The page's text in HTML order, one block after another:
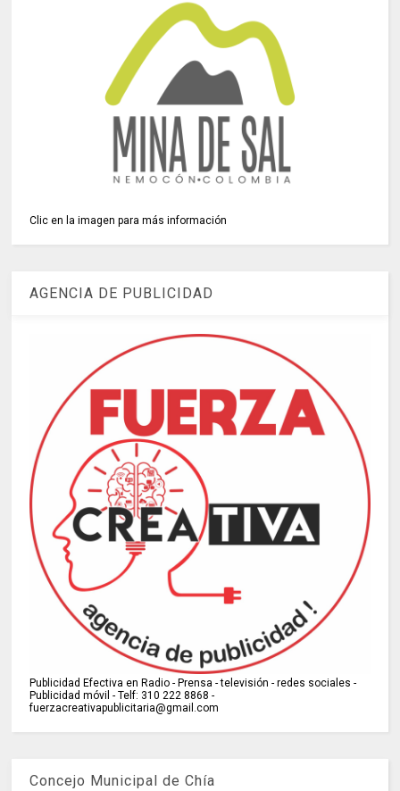
Clic en la imagen para más información
AGENCIA DE PUBLICIDAD
Publicidad Efectiva en Radio - Prensa - televisión - redes sociales -
Publicidad móvil - Telf: 310 222 8868 -
fuerzacreativapublicitaria@gmail.com
Concejo Municipal de Chía